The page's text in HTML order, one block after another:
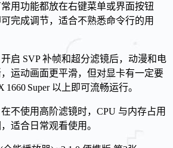
常用功能都放在右键菜单或界面按钮
完成调节，适合不熟悉命令行的用
开启 SVP 补帧和超分滤镜后，动漫和电
运动画面更平滑，但对显卡有一定要
1660 Super 以上即可流畅运行。
在不使用高阶滤镜时，CPU 与内存占用
适合日常观看使用。